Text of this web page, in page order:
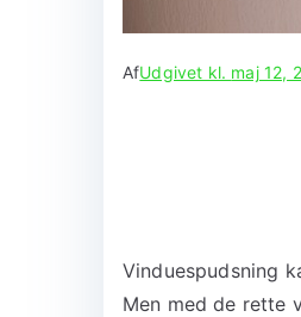
AfUdgivet kl. maj 12,
Vinduespudsning
Men med de rette